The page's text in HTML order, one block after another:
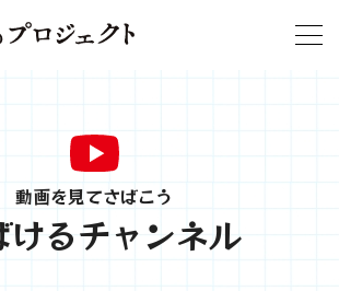
動画を見てさばこう
けるチャンネル